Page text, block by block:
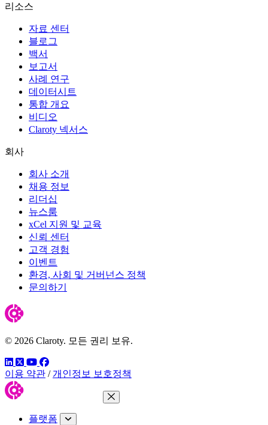
리소스
자료 센터
블로그
백서
보고서
사례 연구
데이터시트
통합 개요
비디오
Claroty 넥서스
회사
회사 소개
채용 정보
리더십
뉴스룸
xCel 지원 및 교육
신뢰 센터
고객 경험
이벤트
환경, 사회 및 거버넌스 정책
문의하기
© 2026 Claroty. 모든 권리 보유.
링크드인
트위터유튜브
페이스북
이용 약관 / 개인정보 보호정책
메뉴 닫기
플랫폼